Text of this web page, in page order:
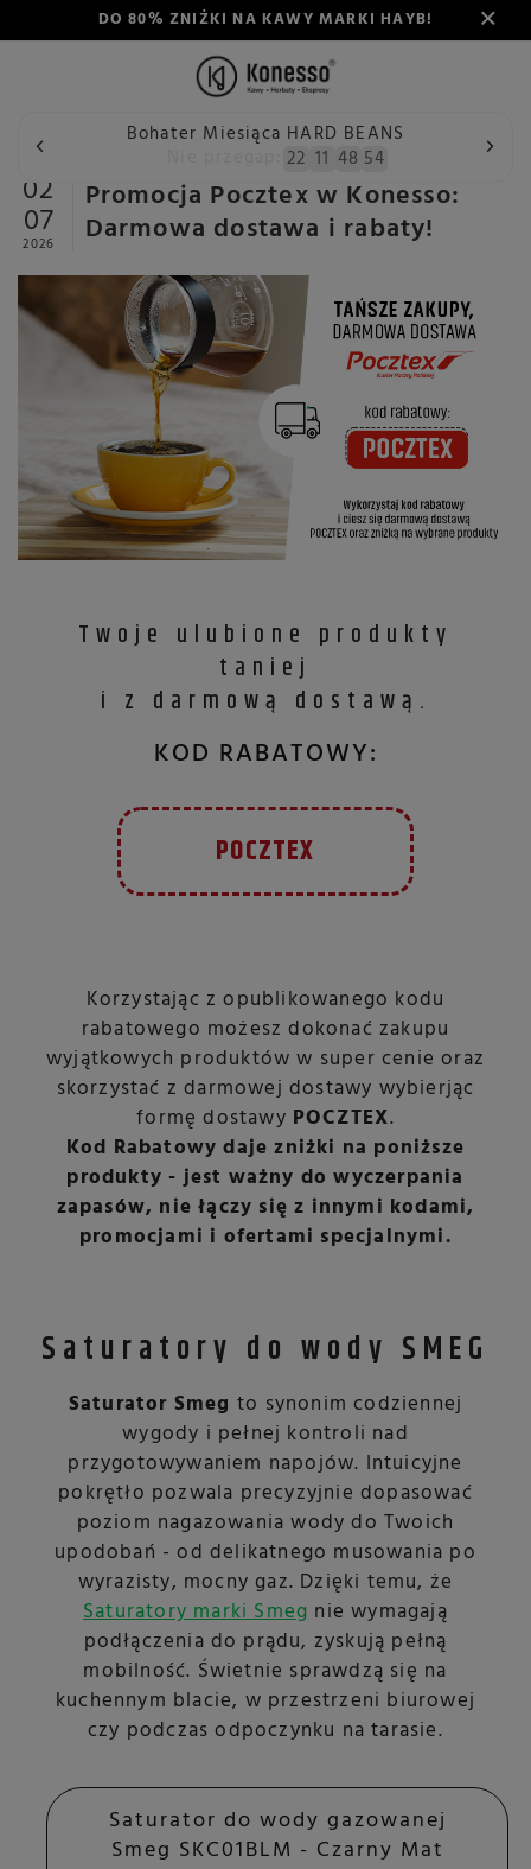
DO 80% ZNIŻKI NA KAWY MARKI HAYB!
Bohater Miesiąca HARD BEANS
22 11 48 53
Wstecz Konesso Aktualności Promocja Pocztex w
02
07
2026
Promocja Pocztex w Konesso:
Darmowa dostawa i rabaty!
Twoje ulubione produkty
taniej
i z darmową dostawą.
KOD RABATOWY:
POCZTEX
Korzystając z opublikowanego kodu
rabatowego możesz dokonać zakupu
wyjątkowych produktów w super cenie oraz
skorzystać z darmowej dostawy wybierjąc
formę dostawy POCZTEX.
Kod Rabatowy daje zniżki na poniższe
produkty - jest ważny do wyczerpania
zapasów, nie łączy się z innymi kodami,
promocjami i ofertami specjalnymi.
Saturatory do wody SMEG
Saturator Smeg to synonim codziennej
wygody i pełnej kontroli nad
przygotowywaniem napojów. Intuicyjne
pokrętło pozwala precyzyjnie dopasować
poziom nagazowania wody do Twoich
upodobań - od delikatnego musowania po
wyrazisty, mocny gaz. Dzięki temu, że
Saturatory marki Smegnie wymagają
podłączenia do prądu, zyskują pełną
mobilność. Świetnie sprawdzą się na
kuchennym blacie, w przestrzeni biurowej
czy podczas odpoczynku na tarasie.
Saturator do wody gazowanej
Smeg SKC01BLM - Czarny Mat